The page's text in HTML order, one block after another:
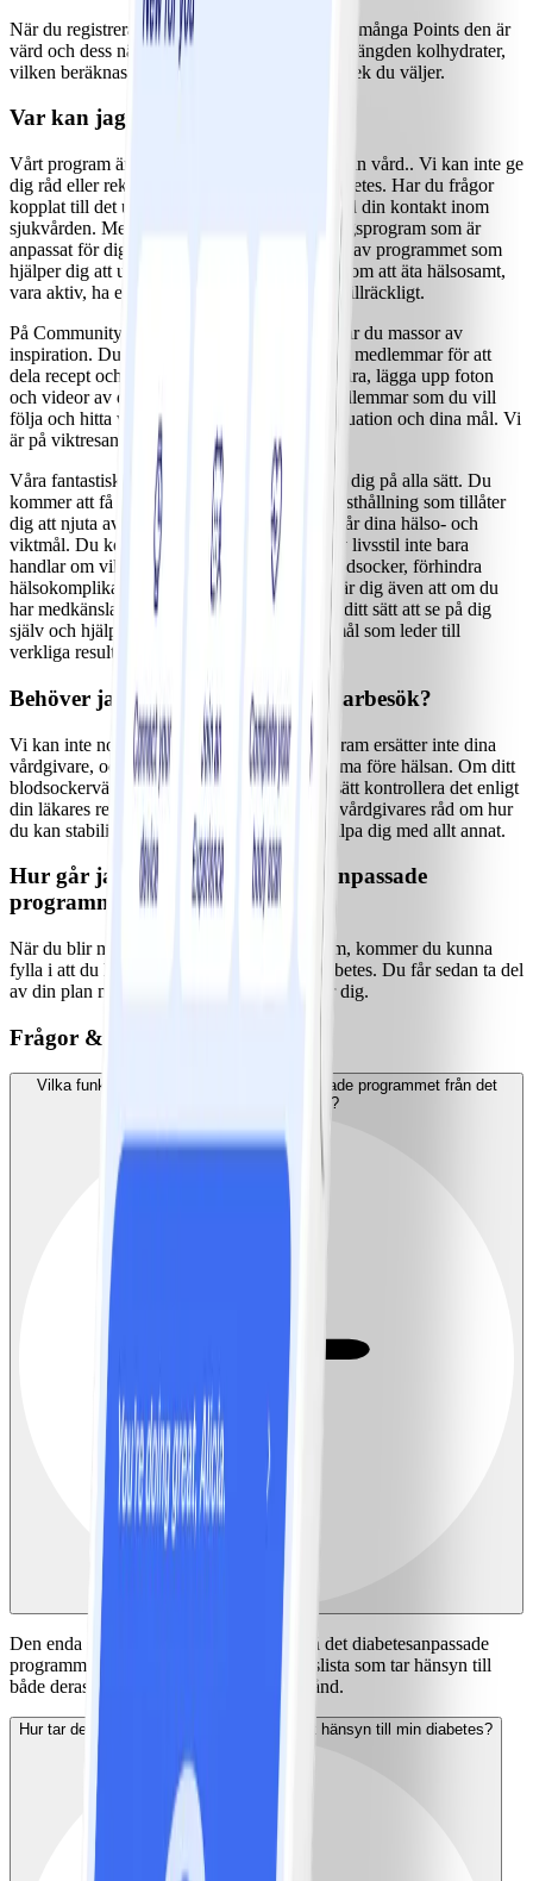
När du registrerar mat i WW-appen ser du hur många Points den är
värd och dess näringsinformation, däribland mängden kolhydrater,
vilken beräknas beroende på den portionsstorlek du väljer.
Var kan jag få stöd?
Vårt program är inte någon ersättning för annan vård.. Vi kan inte ge
dig råd eller rekommendationer kring din diabetes. Har du frågor
kopplat till det uppmuntrar vi dig att prata med din kontakt inom
sjukvården. Men vi erbjuder ett viktminskningsprogram som är
anpassat för dig. Du tar del av alla olika delar av programmet som
hjälper dig att uppnå varaktiga förändringar, som att äta hälsosamt,
vara aktiv, ha en positiv inställning och sova tillräckligt.
På Community, vårt eget sociala nätverk, hittar du massor av
inspiration. Du kan delta i grupper med andra medlemmar för att
dela recept och träningsvideor, heja på varandra, lägga upp foton
och videor av dina milstolpar, följa andra medlemmar som du vill
följa och hitta vänner som förstår både din situation och dina mål. Vi
är på viktresan tillsammans!
Våra fantastiska coacher arbetar för att backa dig på alla sätt. Du
kommer att få strategier för att hantera din kosthållning som tillåter
dig att njuta av maten samtidigt som du uppnår dina hälso- och
viktmål. Du kommer att upptäcka att en aktiv livsstil inte bara
handlar om vikt, utan även kan sänka ditt blodsocker, förhindra
hälsokomplikationer och minska stress. Du lär dig även att om du
har medkänsla för dig själv kan det förändra ditt sätt att se på dig
själv och hjälpa dig att sätta upp realistiska mål som leder till
verkliga resultat.
Behöver jag fortfarande gå på läkarbesök?
Vi kan inte nog understryka detta: Vårt program ersätter inte dina
vårdgivare, och viktnedgång ska aldrig komma före hälsan. Om ditt
blodsockervärde inte ligger där det ska, fortsätt kontrollera det enligt
din läkares rekommendationer och följ dina vårdgivares råd om hur
du kan stabilisera det. Vi finns här för att hjälpa dig med allt annat.
Hur går jag över till det diabetesanpassade
programmet?
När du blir medlem i ViktVäktarnas program, kommer du kunna
fylla i att du lever med typ 1- eller typ 2-diabetes. Du får sedan ta del
av din plan med NollPointsmat specifikt för dig.
Frågor & Svar
Vilka funktioner skiljer det diabetesanpassade programmet från det
vanliga programmet?
Den enda skillnaden är att medlemmar på det diabetesanpassade
programmet har en individuell NollPointslista som tar hänsyn till
både deras matpreferenser och hälsotillstånd.
Hur tar det diabetesanpassade programmet hänsyn till min diabetes?